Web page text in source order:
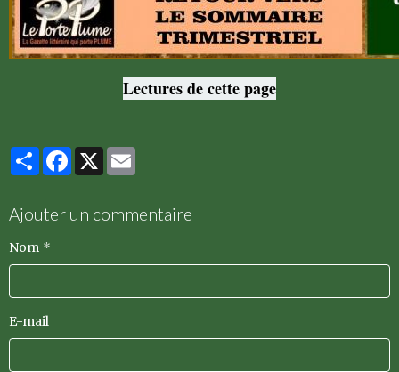
Lectures de cette page
PartagerFacebook
X
Ajouter un commentaire
Nom
E-mail